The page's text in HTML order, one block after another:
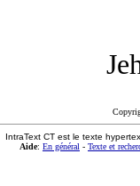
IntraText CT est le texte
Aide: En général - Texte et